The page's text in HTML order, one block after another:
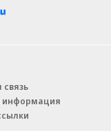
информация